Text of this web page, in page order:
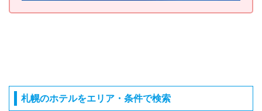
札幌のホテルをエリア・条件で検索